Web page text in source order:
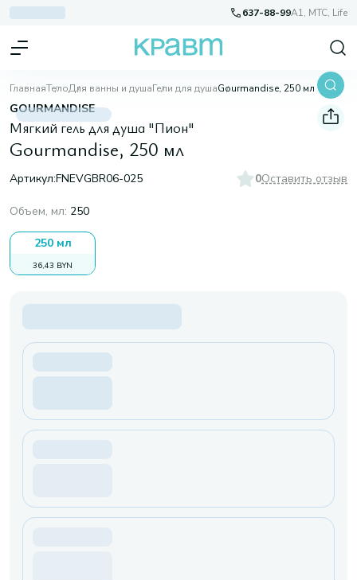
637-88-99A1, МТС, Life
ГлавнаяТелоДля ванны и душаГели для душаGourmandise, 250 мл
GOURMANDISE
Мягкий гель для душа "Пион"
Gourmandise, 250 мл
Артикул:FNEVGBR06-025 0Оставить отзыв
Объем, мл: 250
250 мл
36,43 BYN